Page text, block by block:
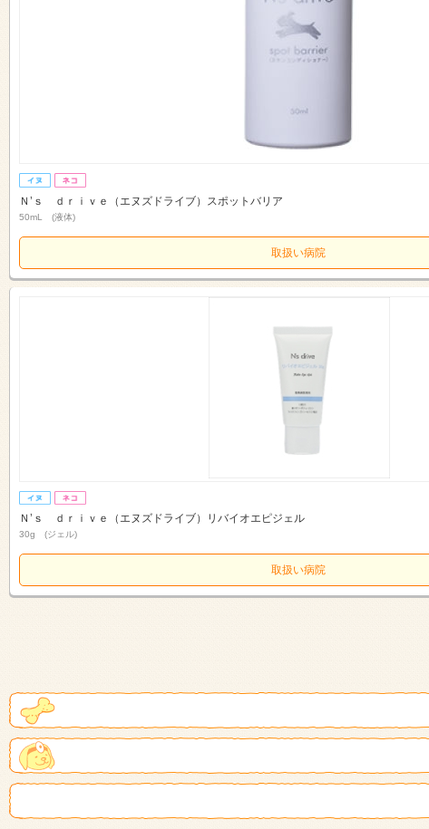
Ｎ’ｓ ｄｒｉｖｅ（エヌズドライブ）スポットバリア
50mL (液体)
取扱い病院
Ｎ’ｓ ｄｒｉｖｅ（エヌズドライブ）リバイオエピジェル
30g (ジェル)
取扱い病院